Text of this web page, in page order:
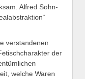
Alfred Sohn-
verstandenen
der
welche Waren